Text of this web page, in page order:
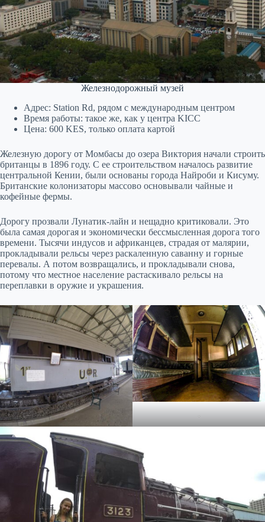
Железнодорожный музей
Адрес: Station Rd, рядом с международным центром
Время работы: такое же, как у центра KICC
Цена: 600 KES, только оплата картой
Железную дорогу от Момбасы до озера Виктория начали строить
британцы в 1896 году. С ее строительством началось развитие
центральной Кении, были основаны города Найроби и Кисуму.
Британские колонизаторы массово основывали чайные и
кофейные фермы.
Дорогу прозвали Лунатик-лайн и нещадно критиковали. Это
была самая дорогая и экономически бессмысленная дорога того
времени. Тысячи индусов и африканцев, страдая от малярии,
прокладывали рельсы через раскаленную саванну и горные
перевалы. А потом возвращались, и прокладывали снова,
потому что местное население растаскивало рельсы на
переплавки в оружие и украшения.
.